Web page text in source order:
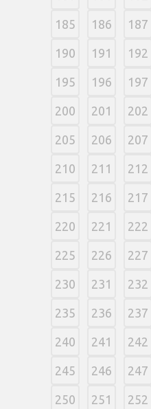
185 186 187
190 191 192
195 196 197
200 201 202
205 206 207
210 211 212
215 216 217
220 221 222
225 226 227
230 231 232
235 236 237
240 241 242
245 246 247
250 251 252